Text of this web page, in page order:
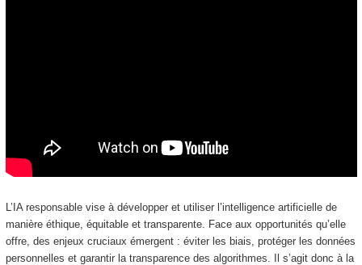
L’IA responsable vise à développer et utiliser l’intelligence artificielle de
manière éthique, équitable et transparente. Face aux opportunités qu’elle
offre, des enjeux cruciaux émergent : éviter les biais, protéger les données
personnelles et garantir la transparence des algorithmes. Il s’agit donc à la